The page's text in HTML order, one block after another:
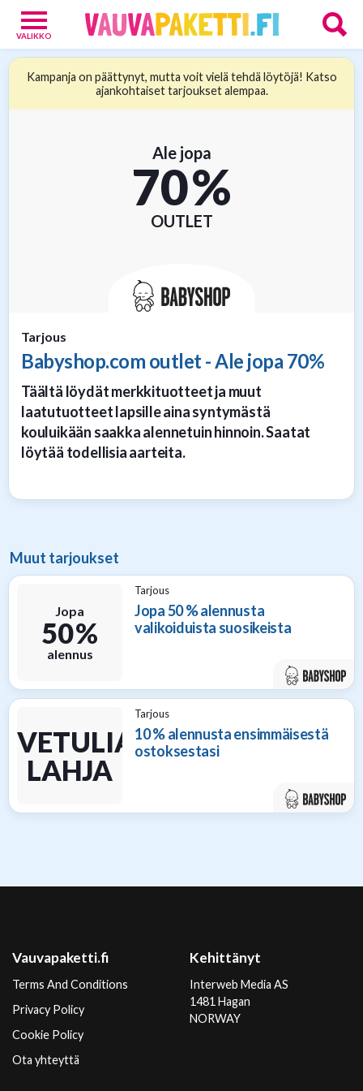
VALIKKO
Kampanja on päättynyt, mutta voit vielä tehdä löytöjä! Katso
ajankohtaiset tarjoukset alempaa.
Ale jopa
70 %
OUTLET
Tarjous
Babyshop.com outlet - Ale jopa 70%
Täältä löydät merkkituotteet ja muut
laatutuotteet lapsille aina syntymästä
kouluikään saakka alennetuin hinnoin. Saatat
löytää todellisia aarteita.
Muut tarjoukset
Jopa
50 %
alennus
Tarjous
Jopa 50 % alennusta
valikoiduista suosikeista
LAHJA
Tarjous
10 % alennusta ensimmäisestä
ostoksestasi
Vanhemmille
Vauvapaketti.fi
Terms And Conditions
Privacy Policy
Cookie Policy
Ota yhteyttä
Kehittänyt
Interweb Media AS
1481 Hagan
NORWAY